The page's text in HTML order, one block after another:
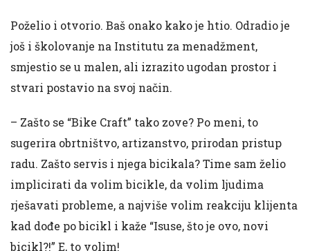
Poželio i otvorio. Baš onako kako je htio. Odradio je
još i školovanje na Institutu za menadžment,
smjestio se u malen, ali izrazito ugodan prostor i
stvari postavio na svoj način.
– Zašto se “Bike Craft” tako zove? Po meni, to
sugerira obrtništvo, artizanstvo, prirodan pristup
radu. Zašto servis i njega bicikala? Time sam želio
implicirati da volim bicikle, da volim ljudima
rješavati probleme, a najviše volim reakciju klijenta
kad dođe po bicikl i kaže “Isuse, što je ovo, novi
bicikl?!” E, to volim!